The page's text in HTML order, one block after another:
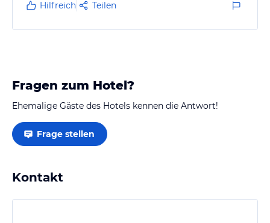
Familie K. aus Österreich.
Hilfreich Teilen
Fragen zum Hotel?
Ehemalige Gäste des Hotels kennen die Antwort!
Frage stellen
Kontakt